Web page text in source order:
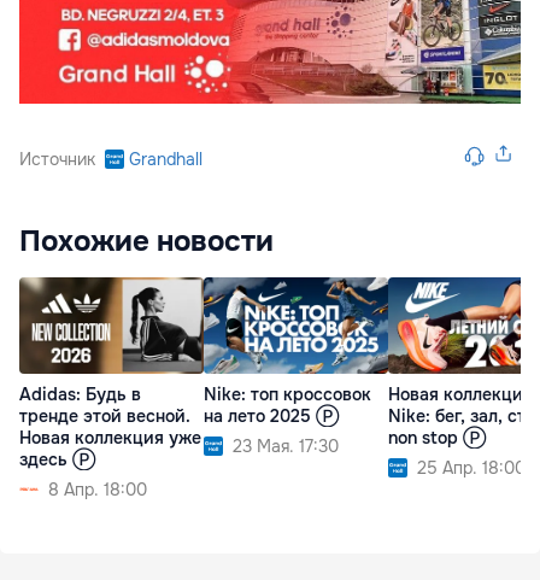
Источник Grandhall
Похожие новости
Adidas: Будь в
тренде этой весной.
Новая коллекция уже
здесь Ⓟ
8 Апр. 18:00
Nike: топ кроссовок
на лето 2025 Ⓟ
23 Мая. 17:30
Новая коллекция
Nike: бег, зал,
non stop Ⓟ
25 Апр. 18:00